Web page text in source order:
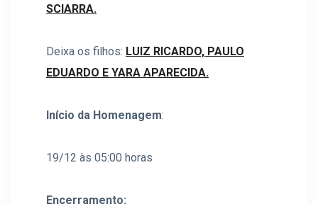
SCIARRA.
Deixa os filhos: LUIZ RICARDO, PAULO
EDUARDO E YARA APARECIDA.
Início da Homenagem:
19/12 às 05:00 horas
Encerramento: